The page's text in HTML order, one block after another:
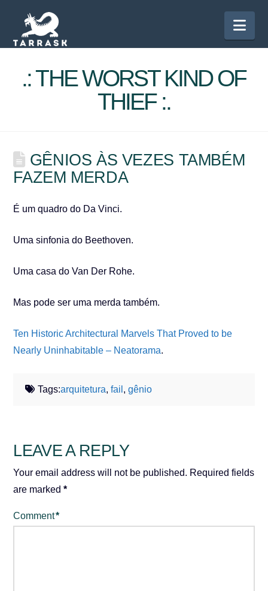
.: THE WORST KIND OF
THIEF :.
GÊNIOS ÀS VEZES TAMBÉM
FAZEM MERDA
É um quadro do Da Vinci.
Uma sinfonia do Beethoven.
Uma casa do Van Der Rohe.
Mas pode ser uma merda também.
Ten Historic Architectural Marvels That Proved to be
Nearly Uninhabitable – Neatorama.
Tags:arquitetura,fail ,gênio
LEAVE A REPLY
Your email address will not be published. Required fields
are marked*
Comment*